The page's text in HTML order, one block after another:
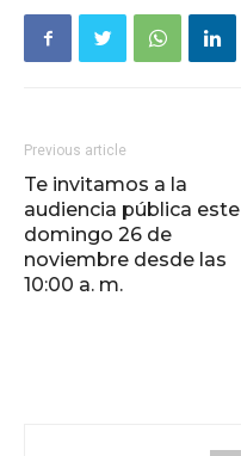
Previous article
Te invitamos a la
audiencia pública este
domingo 26 de
noviembre desde las
10:00 a. m.